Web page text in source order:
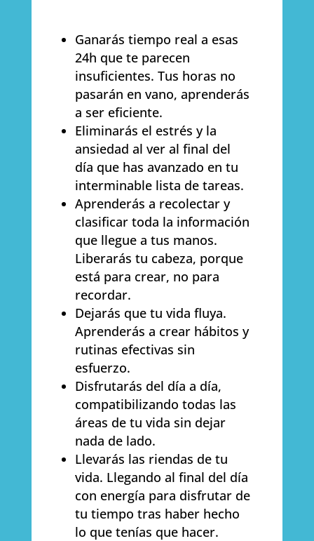
Ganarás tiempo real a esas
24h que te parecen
insuficientes. Tus horas no
pasarán en vano, aprenderás
a ser eficiente.
Eliminarás el estrés y la
ansiedad al ver al final del
día que has avanzado en tu
interminable lista de tareas.
Aprenderás a recolectar y
clasificar toda la información
que llegue a tus manos.
Liberarás tu cabeza, porque
está para crear, no para
recordar.
Dejarás que tu vida fluya.
Aprenderás a crear hábitos y
rutinas efectivas sin
esfuerzo.
Disfrutarás del día a día,
compatibilizando todas las
áreas de tu vida sin dejar
nada de lado.
Llevarás las riendas de tu
vida. Llegando al final del día
con energía para disfrutar de
tu tiempo tras haber hecho
lo que tenías que hacer.